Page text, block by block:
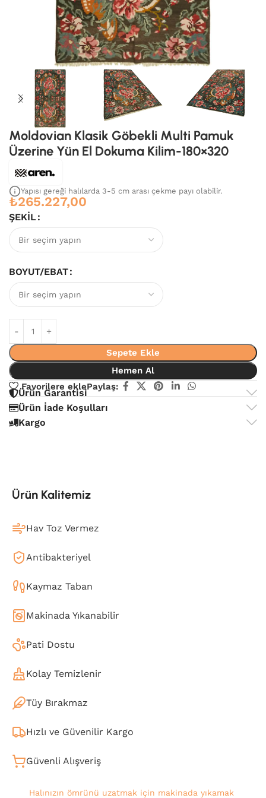
Moldovian Klasik Göbekli Multi Pamuk
Üzerine Yün El Dokuma Kilim-180×320
Yapısı gereği halılarda 3-5 cm arası çekme payı olabilir.
₺265.227,00
ŞEKIL
BOYUT/EBAT
Sepete Ekle
Hemen Al
Favorilere eklePaylaş:
Ürün Garantisi
Ürün İade Koşulları
Kargo
Ürün Kalitemiz
Hav Toz Vermez
Antibakteriyel
Kaymaz Taban
Makinada Yıkanabilir
Pati Dostu
Kolay Temizlenir
Tüy Bırakmaz
Hızlı ve Güvenilir Kargo
Güvenli Alışveriş
Halınızın ömrünü uzatmak için makinada yıkamak